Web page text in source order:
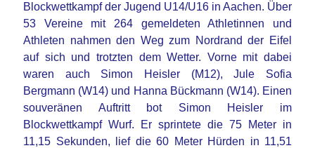
Blockwettkampf der Jugend U14/U16 in Aachen. Über
53 Vereine mit 264 gemeldeten Athletinnen und
Athleten nahmen den Weg zum Nordrand der Eifel
auf sich und trotzten dem Wetter. Vorne mit dabei
waren auch Simon Heisler (M12), Jule Sofia
Bergmann (W14) und Hanna Bückmann (W14). Einen
souveränen Auftritt bot Simon Heisler im
Blockwettkampf Wurf. Er sprintete die 75 Meter in
11,15 Sekunden, lief die 60 Meter Hürden in 11,51